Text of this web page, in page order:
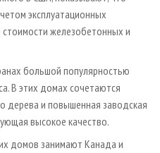
эксплуатационных
железобетонных и
большой популярностью
В этих домах сочетаются
дерева и повышенная заводская
высокое качество.
домов занимают Канада и